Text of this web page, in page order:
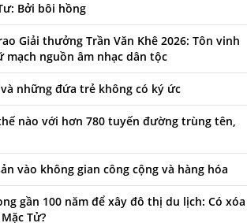
Bởi bôi hồng
Giải thưởng Trần Văn Khê 2026: Tôn vinh
mạch nguồn âm nhạc dân tộc
những đứa trẻ không có ký ức
nào với hơn 780 tuyến đường trùng tên,
vào không gian công cộng và hàng hóa
gần 100 năm để xây đô thị du lịch: Có xóa
Tử?